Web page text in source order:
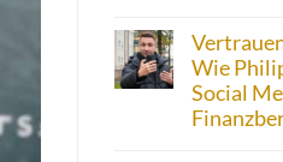
Wie
Social